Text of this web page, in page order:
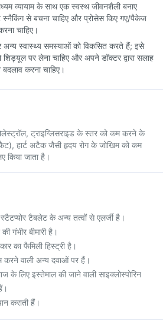
व्यायाम के साथ एक स्वस्थ जीवनशैली बनाए
से बचना चाहिए और प्रोसेस किए गए/पैकेज
चाहिए।
अन्य स्वास्थ्य समस्याओं को विकसित करते हैं; इसे
पर लेना चाहिए और अपने डॉक्टर द्वारा सलाह
करना चाहिए।
ट्राइग्लिसराइड के स्तर को कम करने के
हार्ट अटैक जैसी हृदय रोग के जोखिम को कम
जाता है।
टैबलेट के अन्य तत्वों से एलर्जी है।
गंभीर बीमारी है।
का फैमिली हिस्ट्री है।
वाली अन्य दवाओं पर हैं।
के लिए इस्तेमाल की जाने वाली साइक्लोस्पोरिन
कराती हैं।